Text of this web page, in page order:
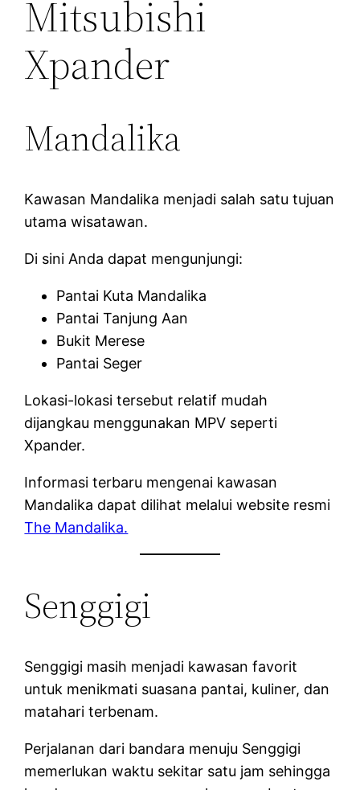
Mitsubishi
Xpander
Mandalika
Kawasan Mandalika menjadi salah satu tujuan
utama wisatawan.
Di sini Anda dapat mengunjungi:
Pantai Kuta Mandalika
Pantai Tanjung Aan
Bukit Merese
Pantai Seger
Lokasi-lokasi tersebut relatif mudah
dijangkau menggunakan MPV seperti
Xpander.
Informasi terbaru mengenai kawasan
Mandalika dapat dilihat melalui website resmi
The Mandalika.
Senggigi
Senggigi masih menjadi kawasan favorit
untuk menikmati suasana pantai, kuliner, dan
matahari terbenam.
Perjalanan dari bandara menuju Senggigi
memerlukan waktu sekitar satu jam sehingga